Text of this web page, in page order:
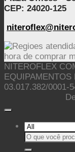
CEP: 24020-125
NITEROFLEX
03.017.382/0001-
Pesquisar
por: